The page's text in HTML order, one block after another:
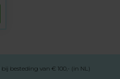
bij besteding van € 100,- (in NL)